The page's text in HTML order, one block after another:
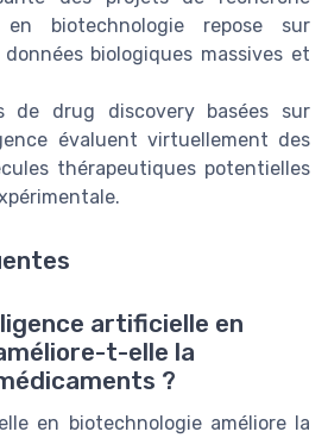
en biotechnologie repose sur
biologiques massives et
de drug discovery basées sur
évaluent virtuellement des
thérapeutiques potentielles
artificielle en
t-elle la
?
en biotechnologie améliore la